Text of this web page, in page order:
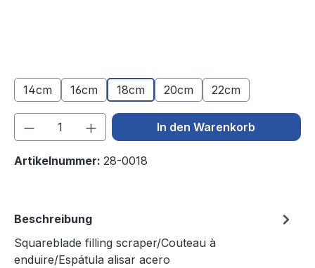
14cm 16cm 18cm 20cm 22cm
Produkt Anzahl: Gib denIn den Warenkorb
Artikelnummer: 28-0018
Beschreibung
Squareblade filling scraper/Couteau à
enduire/Espátula alisar acero